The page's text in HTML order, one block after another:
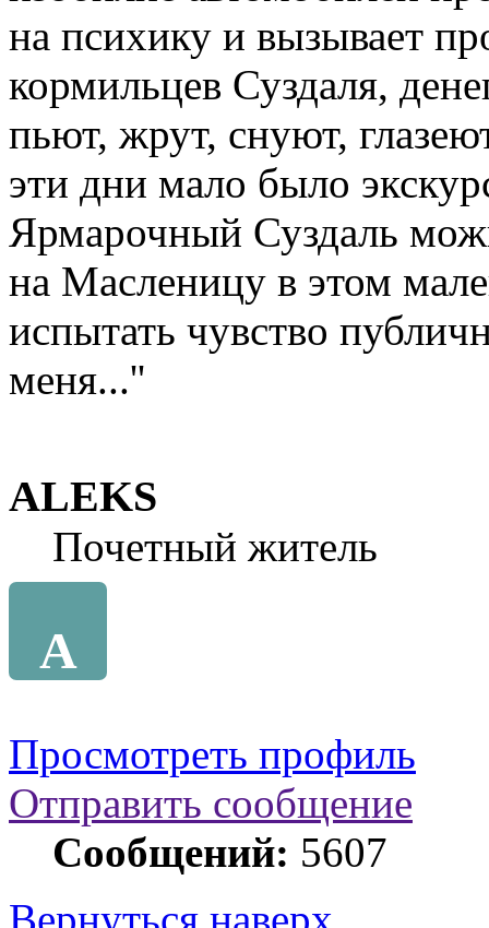
на психику и вызывает
кормильцев Суздаля,
пьют, жрут, снуют,
эти дни мало было
Ярмарочный Суздаль
на Масленицу в этом
испытать чувство
меня...''
ALEKS
Почетный житель
A
Просмотреть профиль
Отправить сообщение
Сообщений: 5607